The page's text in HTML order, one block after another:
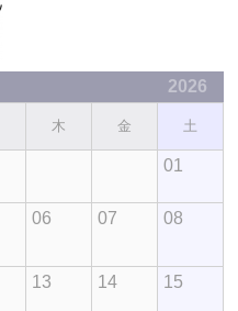
2026
木 金 土
01
06 07 08
13 14 15